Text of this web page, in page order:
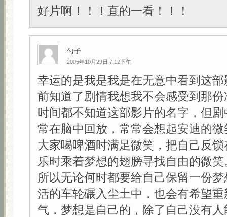
好片啊！！！直的一看！！！
勺子
2005年10月29日 7:12下午
幸运的是我是我是在无意中看到这
前知道了剧情我想我不会感受到那
时间都不知道这部影片的名字，但
常在脑中回放，常常会想起安迪的
大家喝啤酒时满足微笑，把自己反
乐时乘着梦想的翅膀寻找自由的微笑
所以无论何时都要给自己保留一份
活的车轮碾入尘土中，也会有希望
气，梦想是自己的，除了自己没有